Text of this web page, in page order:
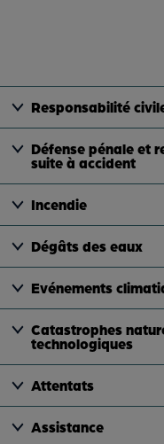
Responsabilité
Défense pénale et
suite à accident
Incendie
Dégâts des eaux
Evénements
Catastrophes
technologiques
Attentats
Assistance